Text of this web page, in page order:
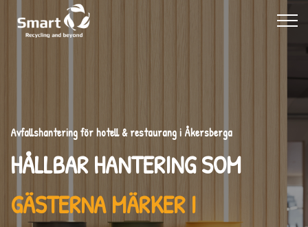
Avfallshantering för hotell & restaurang i Åkersberga
HÅLLBAR HANTERING SOM
GÄSTERNA MÄRKER I